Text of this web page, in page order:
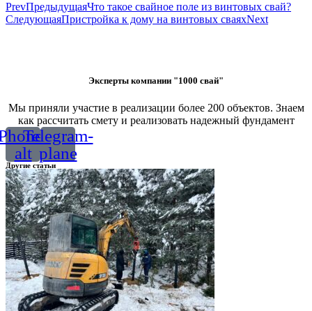
PrevПредыдущаяЧто такое свайное поле из винтовых свай?
СледующаяПристройка к дому на винтовых сваяхNext
Эксперты компании "1000 свай"
Мы приняли участие в реализации более 200 объектов. Знаем
как рассчитать смету и реализовать надежный фундамент
alt
Telegram-
plane
Другие статьи